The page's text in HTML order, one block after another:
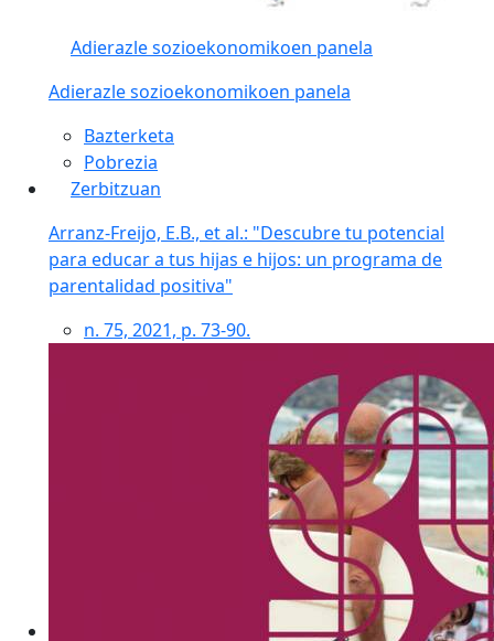
Adierazle sozioekonomikoen panela
Adierazle sozioekonomikoen panela
Bazterketa
Pobrezia
Zerbitzuan
Arranz-Freijo, E.B., et al.: "Descubre tu potencial
para educar a tus hijas e hijos: un programa de
parentalidad positiva"
n. 75, 2021, p. 73-90.